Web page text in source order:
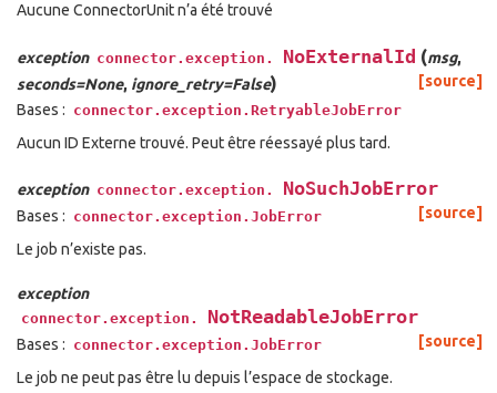
Aucune ConnectorUnit n’a été trouvé
exception connector.exception. NoExternalId (msg,
seconds=None, ignore_retry=False)
[source]
Bases : connector.exception.RetryableJobError
Aucun ID Externe trouvé. Peut être réessayé plus tard.
exception connector.exception. NoSuchJobError
[source]
Bases : connector.exception.JobError
Le job n’existe pas.
exception
connector.exception. NotReadableJobError
[source]
Bases : connector.exception.JobError
Le job ne peut pas être lu depuis l’espace de stockage.